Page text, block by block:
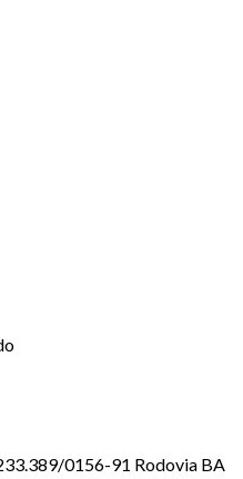
0156-91 Rodovia BA